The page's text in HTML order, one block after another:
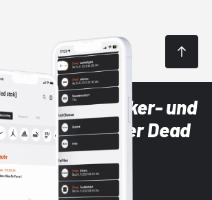
Sneaker- und
Brands mit der Dead